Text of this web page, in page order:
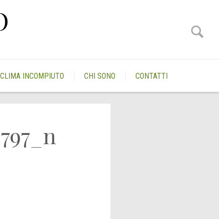
CLIMA INCOMPIUTO CHI SONO CONTATTI